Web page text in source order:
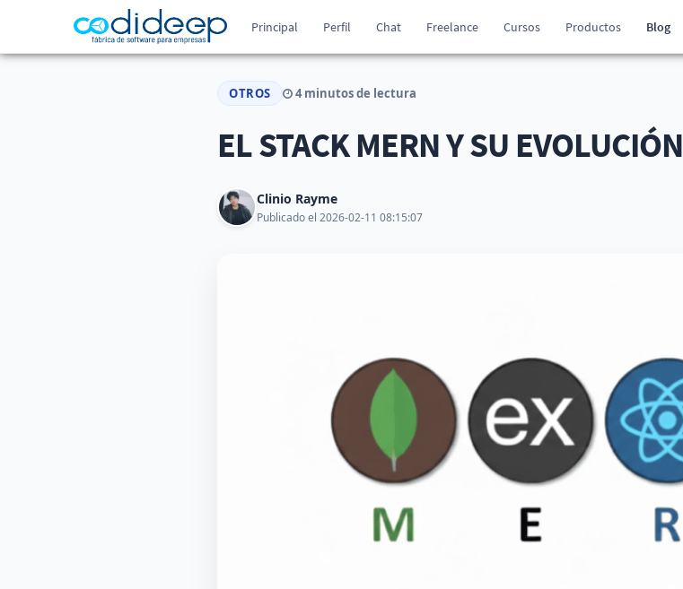
Principal Perfil Chat Freelance Cursos Productos Blog
OTROS 4 minutos de lectura
EL STACK MERN Y SU EVOLUCIÓN
Clinio Rayme
Publicado el 2026-02-11 08:15:07